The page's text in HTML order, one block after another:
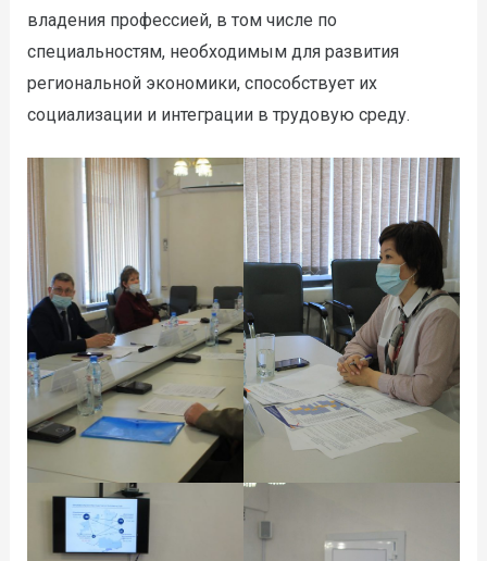
владения профессией, в том числе по
специальностям, необходимым для развития
региональной экономики, способствует их
социализации и интеграции в трудовую среду.